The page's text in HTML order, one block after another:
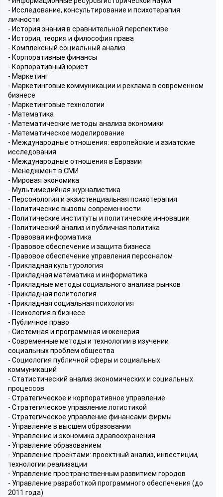
- Исследование, консультирование и психотерапия
личности
- История знания в сравнительной перспективе
- История, теория и философия права
- Комплексный социальный анализ
- Корпоративные финансы
- Корпоративный юрист
- Маркетинг
- Маркетинговые коммуникации и реклама в современном
бизнесе
- Маркетинговые технологии
- Математика
- Математические методы анализа экономики
- Математическое моделирование
- Международные отношения: европейские и азиатские
исследования
- Международные отношения в Евразии
- Менеджмент в СМИ
- Мировая экономика
- Мультимедийная журналистика
- Персонология и экзистенциальная психотерапия
- Политические вызовы современности
- Политические институты и политические инновации
- Политический анализ и публичная политика
- Правовая информатика
- Правовое обеспечение и защита бизнеса
- Правовое обеспечение управления персоналом
- Прикладная культурология
- Прикладная математика и информатика
- Прикладные методы социального анализа рынков
- Прикладная политология
- Прикладная социальная психология
- Психология в бизнесе
- Публичное право
- Системная и программная инженерия
- Современные методы и технологии в изучении
социальных проблем общества
- Социология публичной сферы и социальных
коммуникаций
- Статистический анализ экономических и социальных
процессов
- Стратегическое и корпоративное управление
- Стратегическое управление логистикой
- Стратегическое управление финансами фирмы
- Управление в высшем образовании
- Управление и экономика здравоохранения
- Управление образованием
- Управление проектами: проектный анализ, инвестиции,
технологии реализации
- Управление пространственным развитием городов
- Управление разработкой программного обеспечения (до
2011 года)